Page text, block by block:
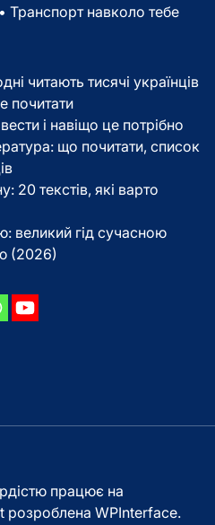
навколо тебе
читають тисячі українців
почитати
і навіщо це потрібно
що почитати, список
20 текстів, які варто
великий гід сучасною
(2026)
працює на
розроблена WPInterface.